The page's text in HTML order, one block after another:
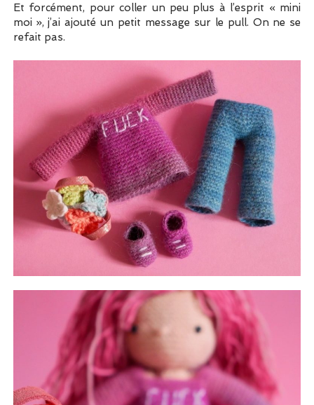
Et forcément, pour coller un peu plus à l’esprit « mini
moi », j’ai ajouté un petit message sur le pull. On ne se
refait pas.